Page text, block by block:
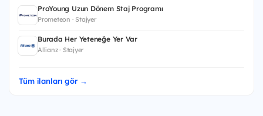
ProYoung Uzun Dönem Staj Programı
Prometeon · Stajyer
Burada Her Yeteneğe Yer Var
Allianz · Stajyer
Tüm ilanları gör →